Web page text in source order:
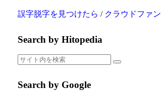
誤字脱字を見つけたら / クラウドファ
Search by Hitopedia
Search by Google